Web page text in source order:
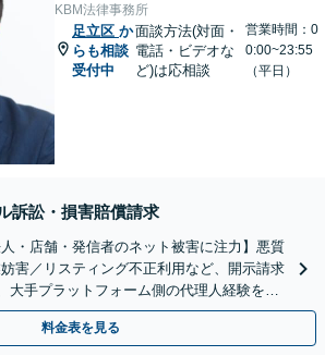
KBM法律事務所
足立区 か
らも相談
受付中
面談方法(対面・
電話・ビデオな
ど)は応相談
営業時間：0
0:00~23:55
（平日）
訴訟・損害賠償請求
人・店舗・発信者のネット被害に注力】悪質
害／リスティング不正利用など、開示請求
大手プラットフォーム側の代理人経験をも
相談原則30分まで無料】
料金表を見る